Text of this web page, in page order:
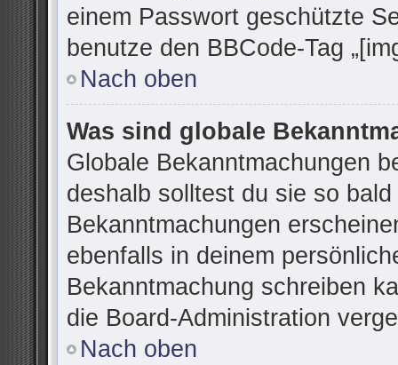
einem Passwort geschützte
benutze den BBCode-Tag
Nach oben
Was sind globale
Globale Bekanntmachungen
deshalb solltest du sie so
Bekanntmachungen
ebenfalls in deinem
Bekanntmachung schreiben
die Board-Administration
Nach oben